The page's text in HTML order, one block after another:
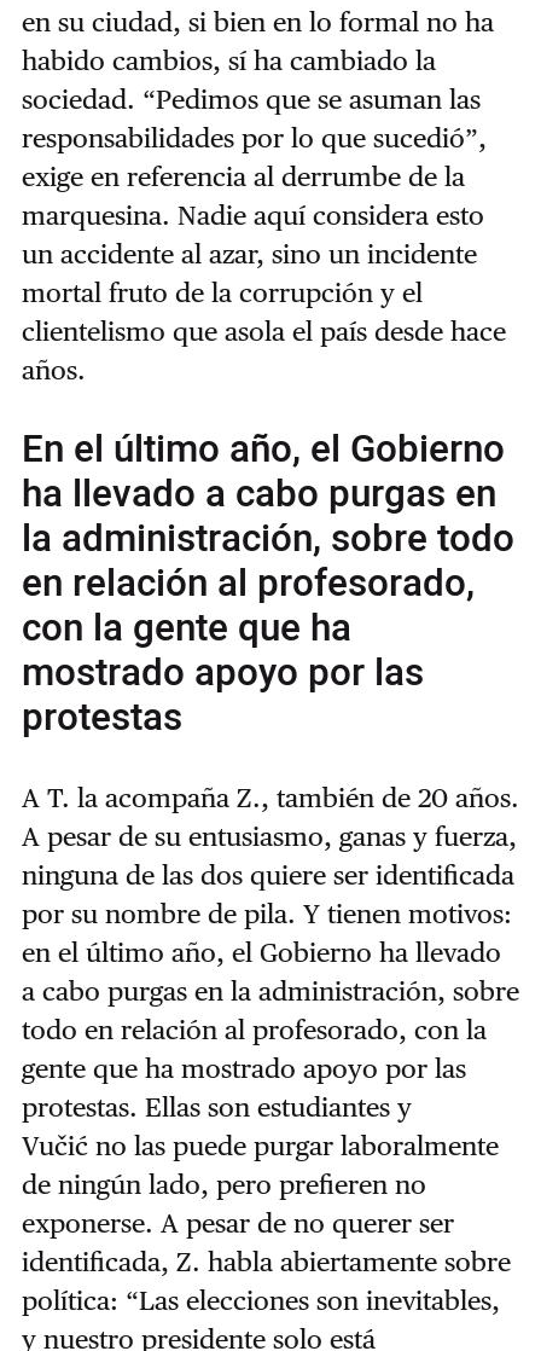
en su ciudad, si bien en lo formal no ha
habido cambios, sí ha cambiado la
sociedad. “Pedimos que se asuman las
responsabilidades por lo que sucedió”,
exige en referencia al derrumbe de la
marquesina. Nadie aquí considera esto
un accidente al azar, sino un incidente
mortal fruto de la corrupción y el
clientelismo que asola el país desde hace
años.
En el último año, el Gobierno
ha llevado a cabo purgas en
la administración, sobre todo
en relación al profesorado,
con la gente que ha
mostrado apoyo por las
protestas
A T. la acompaña Z., también de 20 años.
A pesar de su entusiasmo, ganas y fuerza,
ninguna de las dos quiere ser identificada
por su nombre de pila. Y tienen motivos:
en el último año, el Gobierno ha llevado
a cabo purgas en la administración, sobre
todo en relación al profesorado, con la
gente que ha mostrado apoyo por las
protestas. Ellas son estudiantes y
Vučić no las puede purgar laboralmente
de ningún lado, pero prefieren no
exponerse. A pesar de no querer ser
identificada, Z. habla abiertamente sobre
política: “Las elecciones son inevitables,
y nuestro presidente solo está